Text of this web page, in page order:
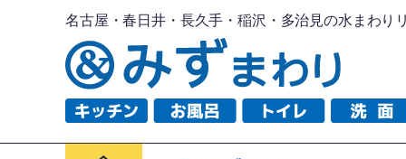
名古屋・春日井・長久手・稲沢・多治見の水まわり